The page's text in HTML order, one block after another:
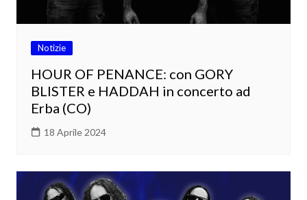
Notizie
HOUR OF PENANCE: con GORY
BLISTER e HADDAH in concerto ad
Erba (CO)
18 Aprile 2024